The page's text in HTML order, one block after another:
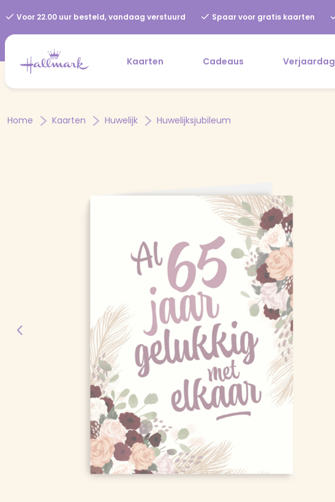
Voor 22.00 uur besteld, vandaag verstuurd Spaar voor gratis kaarten
Kaarten Cadeaus Verjaardag
Home Kaarten Huwelijk Huwelijksjubileum